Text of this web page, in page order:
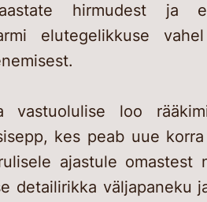
hirmudest ja
elutegelikkuse
vastuolulise loo
kes peab uue
ajastule omastest
detailirikka väljapaneku